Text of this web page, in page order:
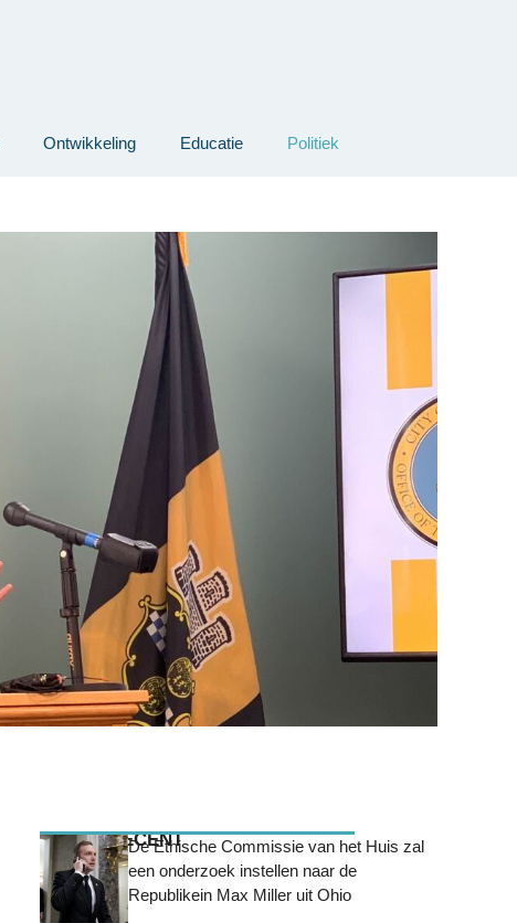
Ontwikkeling Educatie Politiek
MEEST RECENTDe Ethische Commissie van het Huis zal
een onderzoek instellen naar de
Republikein Max Miller uit Ohio